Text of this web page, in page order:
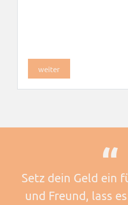
weiter
Setz dein Geld ein
und Freund, lass